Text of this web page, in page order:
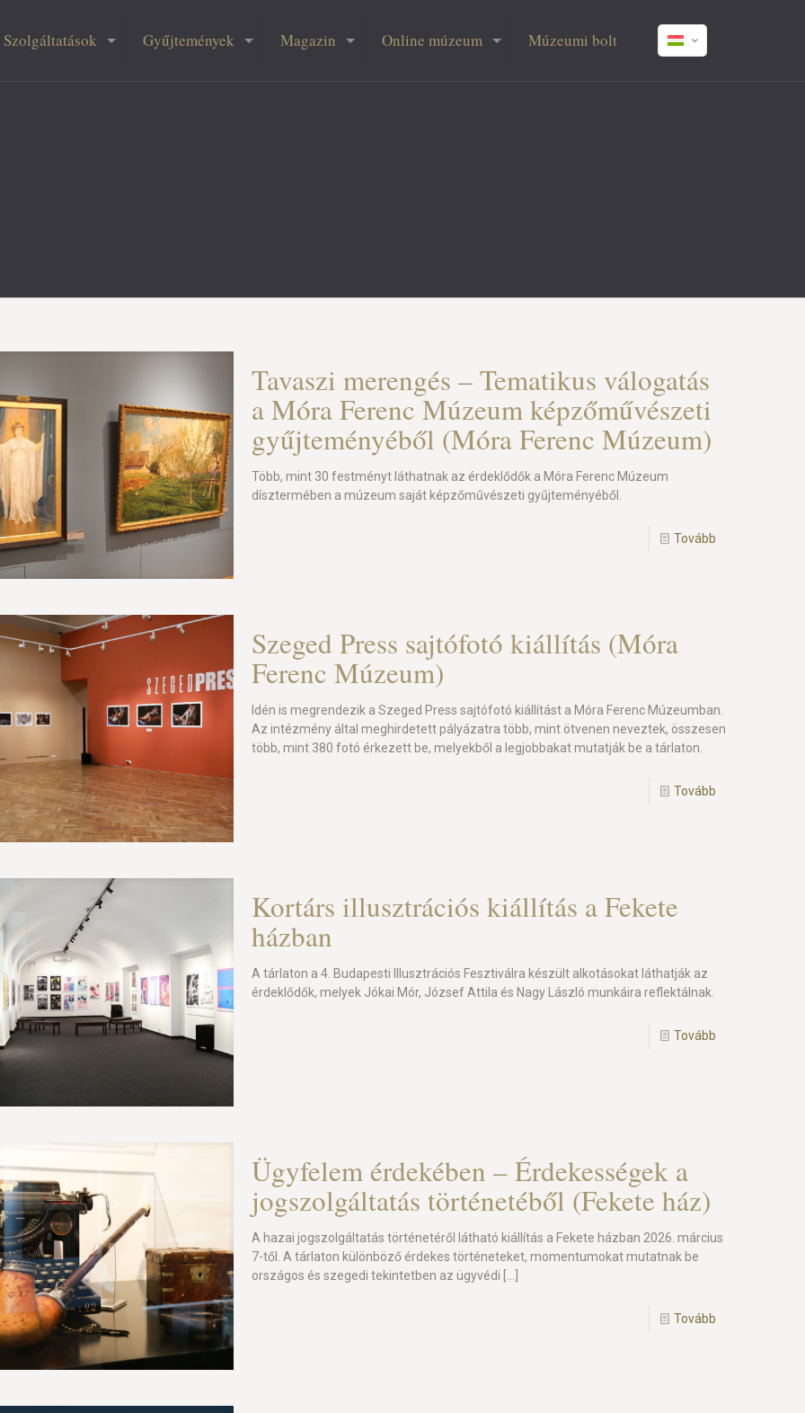
Szolgáltatások Gyűjtemények Magazin Online múzeum Múzeumi bolt
Tavaszi merengés – Tematikus válogatás
a Móra Ferenc Múzeum képzőművészeti
gyűjteményéből (Móra Ferenc Múzeum)
Több, mint 30 festményt láthatnak az érdeklődők a Móra Ferenc Múzeum
dísztermében a múzeum saját képzőművészeti gyűjteményéből.
Tovább
Szeged Press sajtófotó kiállítás (Móra
Ferenc Múzeum)
Idén is megrendezik a Szeged Press sajtófotó kiállítást a Móra Ferenc Múzeumban.
Az intézmény által meghirdetett pályázatra több, mint ötvenen neveztek, összesen
több, mint 380 fotó érkezett be, melyekből a legjobbakat mutatják be a tárlaton.
Tovább
Kortárs illusztrációs kiállítás a Fekete
házban
A tárlaton a 4. Budapesti Illusztrációs Fesztiválra készült alkotásokat láthatják az
érdeklődők, melyek Jókai Mór, József Attila és Nagy László munkáira reflektálnak.
Tovább
Ügyfelem érdekében – Érdekességek a
jogszolgáltatás történetéből (Fekete ház)
A hazai jogszolgáltatás történetéről látható kiállítás a Fekete házban 2026. március
7-től. A tárlaton különböző érdekes történeteket, momentumokat mutatnak be
országos és szegedi tekintetben az ügyvédi
Tovább